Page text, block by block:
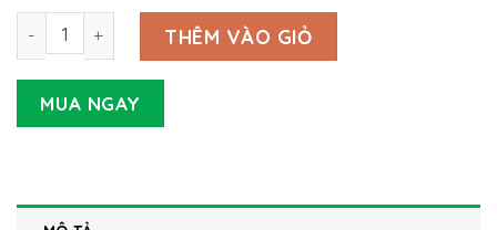
Nguồn Meanwell GST40A24-P1J (40W 24V 1.67A) số lượng
THÊM VÀO GIỎ
MUA NGAY